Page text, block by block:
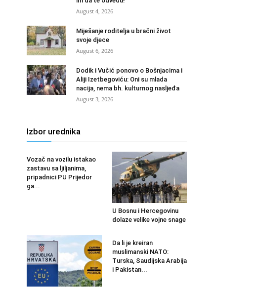
August 4, 2026
Miješanje roditelja u bračni život
svoje djece
August 6, 2026
Dodik i Vučić ponovo o Bošnjacima i
Aliji Izetbegoviću: Oni su mlada
nacija, nema bh. kulturnog nasljeđa
August 3, 2026
Izbor urednika
Vozač na vozilu istakao
zastavu sa ljiljanima,
pripadnici PU Prijedor
ga...
U Bosnu i Hercegovinu
dolaze velike vojne snage
Da li je kreiran
muslimanski NATO:
Turska, Saudijska Arabija
i Pakistan...